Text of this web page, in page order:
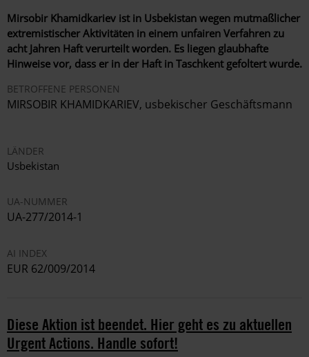
Mirsobir Khamidkariev ist in Usbekistan wegen mutmaßlicher
extremistischer Aktivitäten in einem unfairen Verfahren zu
acht Jahren Haft verurteilt worden. Es liegen glaubhafte
Hinweise vor, dass er in der Haft in Taschkent gefoltert wurde.
BETROFFENE PERSONEN
MIRSOBIR KHAMIDKARIEV, usbekischer Geschäftsmann
LÄNDER
Usbekistan
UA-NUMMER
UA-277/2014-1
AI INDEX
EUR 62/009/2014
Diese Aktion ist beendet. Hier geht es zu aktuellen
Urgent Actions. Handle sofort!